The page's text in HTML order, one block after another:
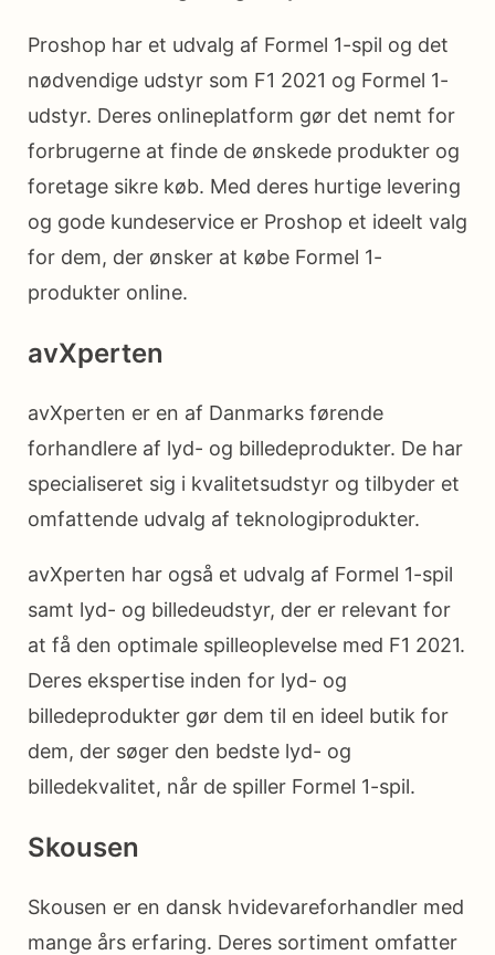
Proshop har et udvalg af Formel 1-spil og det
nødvendige udstyr som F1 2021 og Formel 1-
udstyr. Deres onlineplatform gør det nemt for
forbrugerne at finde de ønskede produkter og
foretage sikre køb. Med deres hurtige levering
og gode kundeservice er Proshop et ideelt valg
for dem, der ønsker at købe Formel 1-
produkter online.
avXperten
avXperten er en af ​​Danmarks førende
forhandlere af lyd- og billedeprodukter. De har
specialiseret sig i kvalitetsudstyr og tilbyder et
omfattende udvalg af teknologiprodukter.
avXperten har også et udvalg af Formel 1-spil
samt lyd- og billedeudstyr, der er relevant for
at få den optimale spilleoplevelse med F1 2021.
Deres ekspertise inden for lyd- og
billedeprodukter gør dem til en ideel butik for
dem, der søger den bedste lyd- og
billedekvalitet, når de spiller Formel 1-spil.
Skousen
Skousen er en dansk hvidevareforhandler med
mange års erfaring. Deres sortiment omfatter